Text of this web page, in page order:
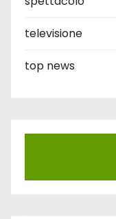
televisione
top news